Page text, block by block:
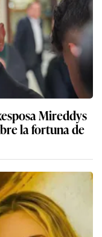
Mireddys
la fortuna de